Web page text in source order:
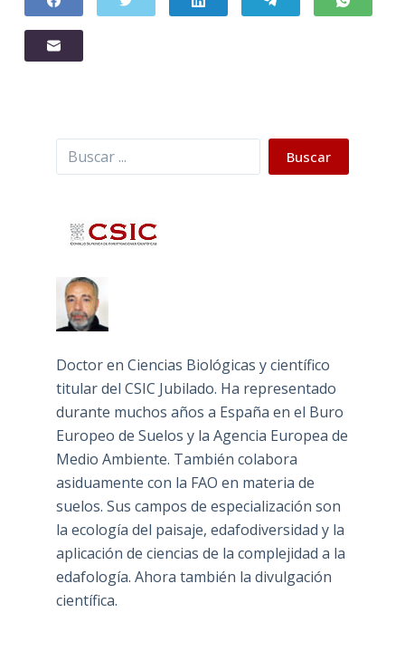
Buscar Buscar
Doctor en Ciencias Biológicas y científico
titular del CSIC Jubilado. Ha representado
durante muchos años a España en el Buro
Europeo de Suelos y la Agencia Europea de
Medio Ambiente. También colabora
asiduamente con la FAO en materia de
suelos. Sus campos de especialización son
la ecología del paisaje, edafodiversidad y la
aplicación de ciencias de la complejidad a la
edafología. Ahora también la divulgación
científica.